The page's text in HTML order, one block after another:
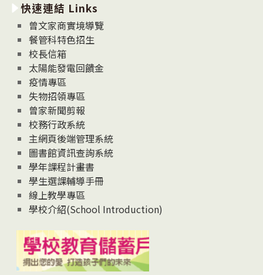
消
息
News
快速連結 Links
曾文家商實境導覽
餐管科特色招生
校長信箱
太陽能發電回饋金
疫情專區
失物招領專區
曾家新聞剪報
校務行政系統
主網頁後端管理系統
圖書館資訊查詢系統
學年課程計畫書
學生選課輔導手冊
線上教學專區
學校介紹(School Introduction)